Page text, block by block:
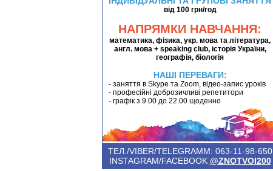
від 100 грн/год
НАПРЯМКИ НАВЧАННЯ:
математика, фізика, укр. мова та література,
англ. мова + speaking club, історія України,
географія, біологія
НАШІ ПЕРЕВАГИ:
- заняття в Skype та Zoom, відео-запис уроків
- професійні доброзичливі репетитори
- графік з 9.00 до 22.00 щоденно
ТЕЛ./VIBER/TELEGRAMM: 063-11-98-650
INSTAGRAM/FACEBOOK @ZNOTVOI200